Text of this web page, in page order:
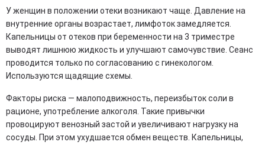
У женщин в положении отеки возникают чаще. Давление на
внутренние органы возрастает, лимфоток замедляется.
Капельницы от отеков при беременности на 3 триместре
выводят лишнюю жидкость и улучшают самочувствие. Сеанс
проводится только по согласованию с гинекологом.
Используются щадящие схемы.
Факторы риска — малоподвижность, переизбыток соли в
рационе, употребление алкоголя. Такие привычки
провоцируют венозный застой и увеличивают нагрузку на
сосуды. При этом ухудшается обмен веществ. Капельницы,